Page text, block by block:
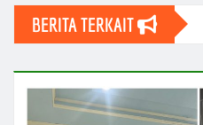
BERITA TERKAIT